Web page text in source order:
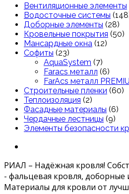
Вентиляционные элементы
Водосточные системы
Доборные элементы (28)
Кровельные покрытия (50)
Мансардные окна (12)
Софиты (23)
AquaSystem (7)
Faracs металл (6)
FarAcs металл
Строительные пленки (60)
Теплоизоляция (2)
Фасадные материалы (6)
Чердачные лестницы (9)
Элементы безопасности
РИАЛ – Надёжная кровля!
- фальцевая кровля, доборные
Материалы для кровли от